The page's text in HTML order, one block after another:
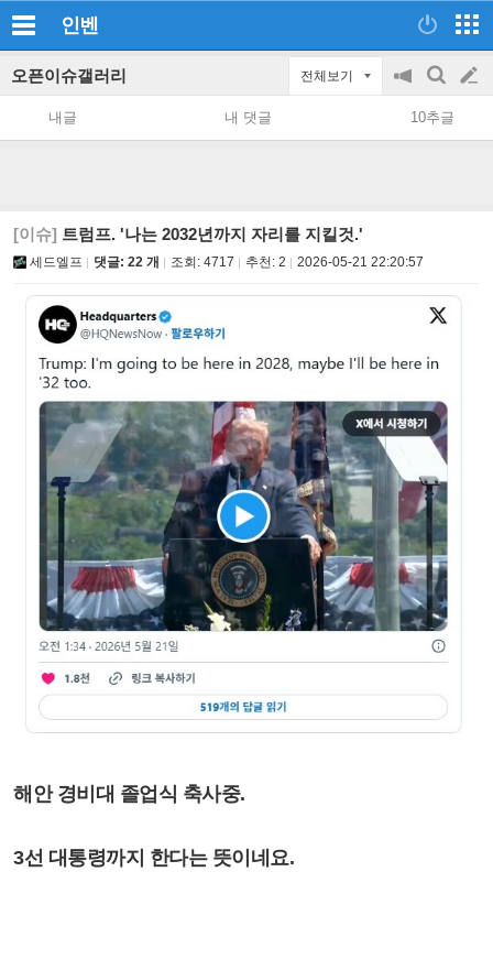
인벤
오픈이슈갤러리 전체보기
공
지
on/off
검
색
글
쓰
내글 내 댓글 10추글
[이슈] 트럼프. '나는 2032년까지 자리를 지킬것.'
세드엘프 댓글: 22 개 조회: 4717 추천: 2 2026-05-21 22:20:57
해안 경비대 졸업식 축사중.
3선 대통령까지 한다는 뜻이네요.